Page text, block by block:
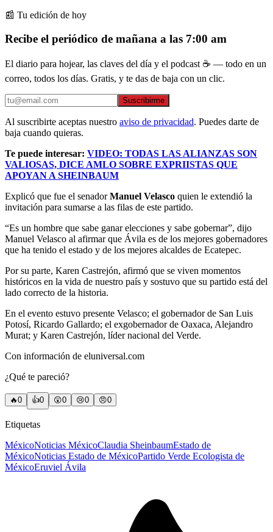
📰 Tu edición de hoy
Recibe el periódico de mañana a las 7:00 am
El diario para hojear, las claves del día y el podcast ☕ — todo en un
correo, todos los días. Gratis, y te das de baja con un clic.
Suscribirme
Al suscribirte aceptas nuestro aviso de privacidad. Puedes darte de
baja cuando quieras.
Te puede interesar: VIDEO: TODAS LAS ALIANZAS SON
VALIOSAS, DICE AMLO SOBRE EXPRIISTAS QUE
APOYAN A SHEINBAUM
Explicó que fue el senadorManuel Velasco quien le extendió la
invitación para sumarse a las filas de este partido.
“Es un hombre que sabe ganar elecciones y sabe gobernar”, dijo
Manuel Velasco al afirmar que Ávila es de los mejores gobernadores
que ha tenido el estado y de los mejores alcaldes de Ecatepec.
Por su parte, Karen Castrejón, afirmó que se viven momentos
históricos en la vida de nuestro país y sostuvo que su partido está del
lado correcto de la historia.
En el evento estuvo presente Velasco; el gobernador de San Luis
Potosí, Ricardo Gallardo; el exgobernador de Oaxaca, Alejandro
Murat; y Karen Castrejón, líder nacional del Verde.
Con información de eluniversal.com
¿Qué te pareció?
🔥0 👍0 😲0 😢0 😠0
Etiquetas
MéxicoNoticias MéxicoClaudia SheinbaumEstado de
MéxicoNoticias Estado de MéxicoPartido Verde Ecologista de
MéxicoEruviel Ávila